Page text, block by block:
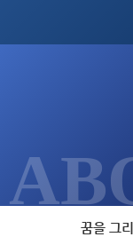
꿈을 그